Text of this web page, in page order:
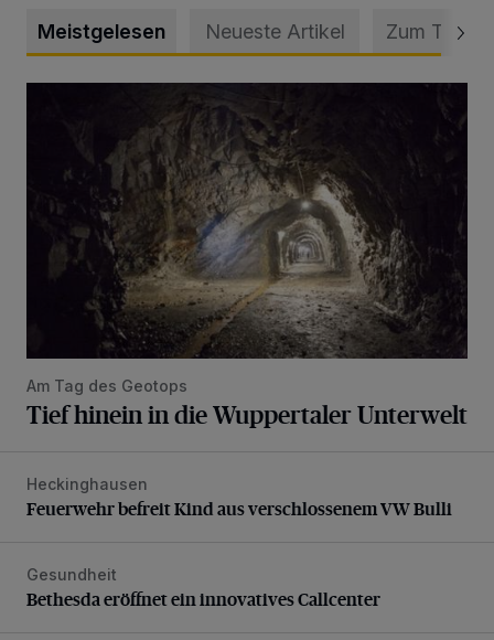
Meistgelesen Neueste Artikel Zum Thema
Am Tag des Geotops
Tief hinein in die Wuppertaler Unterwelt
Feuerwehr befreit Kind aus verschlossenem VW Bulli
Heckinghausen
Feuerwehr befreit Kind aus verschlossenem VW Bulli
Bethesda eröffnet ein innovatives Callcenter
Gesundheit
Bethesda eröffnet ein innovatives Callcenter